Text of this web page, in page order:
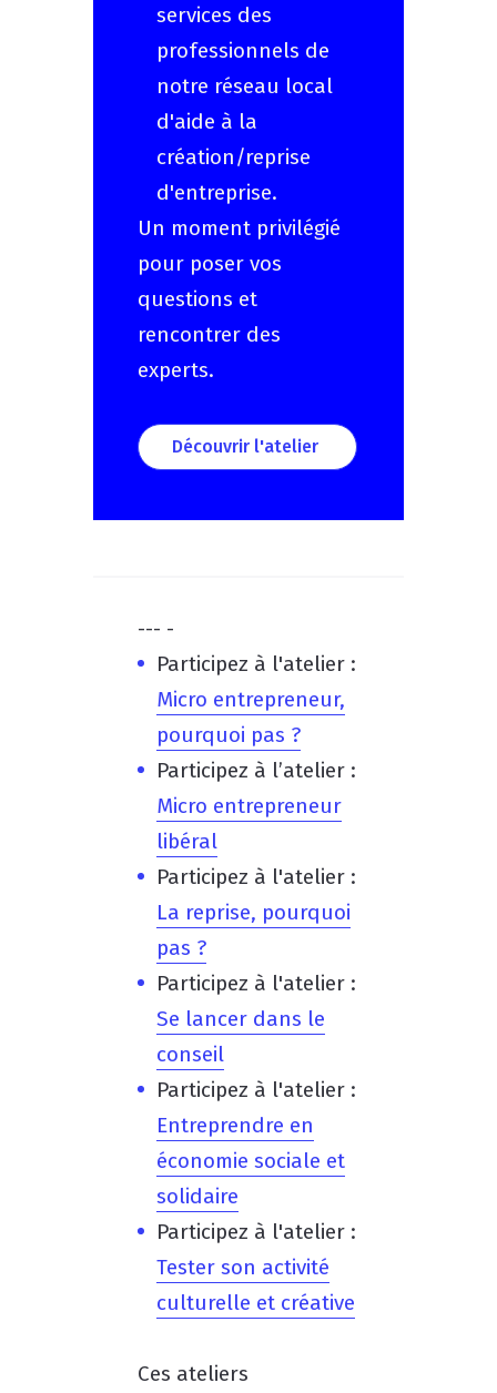
services des
professionnels de
notre réseau local
d'aide à la
création/reprise
d'entreprise.
Un moment privilégié
pour poser vos
questions et
rencontrer des
experts.
Découvrir l'atelier
--- -
Participez à l'atelier :
Micro entrepreneur,
pourquoi pas ?
Participez à l’atelier :
Micro entrepreneur
libéral
Participez à l'atelier :
La reprise, pourquoi
pas ?
Participez à l'atelier :
Se lancer dans le
conseil
Participez à l'atelier :
Entreprendre en
économie sociale et
solidaire
Participez à l'atelier :
Tester son activité
culturelle et créative
Ces ateliers